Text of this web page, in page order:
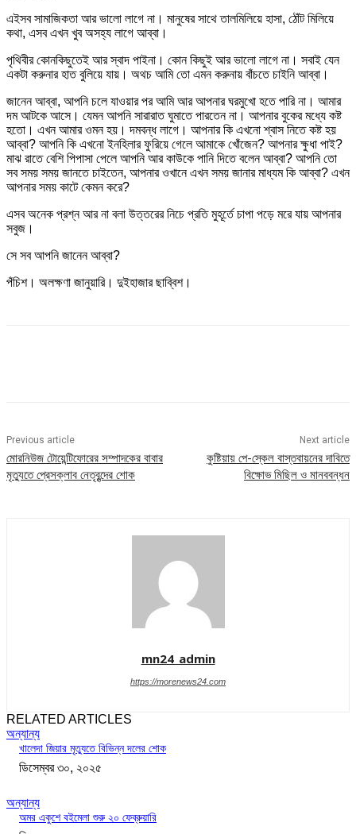
এইসব সামাজিকতা আর ভালো লাগে না। মানুষের সাথে তালমিলিয়ে হাসা, ঠোঁট মিলিয়ে
কথা, এসব এখন খুব অসহ্য লাগে আব্বা।
পৃথিবীর কোনকিছুতেই আর স্বাদ পাইনা। কোন কিছুই আর ভালো লাগে না। সবাই যেন
একটা করুনার হাত বুলিয়ে যায়। অথচ আমি তো এমন করুনায় বাঁচতে চাইনি আব্বা।
জানেন আব্বা, আপনি চলে যাওয়ার পর আমি আর আপনার ঘরমুখো হতে পারি না। আমার
দম আটকে আসে। যেমন আপনি সারারাত ঘুমাতে পারতেন না। আপনার বুকের মধ্যে কষ্ট
হতো। এখন আমার ওমন হয়। দমবন্ধ লাগে। আপনার কি এখনো শ্বাস নিতে কষ্ট হয়
আব্বা? আপনি কি এখনো ইনহিলার ফুরিয়ে গেলে আমাকে খোঁজেন? আপনার ক্ষুধা পাই?
মাঝ রাতে বেশি পিপাসা পেলে আপনি আর কাউকে পানি দিতে বলেন আব্বা? আপনি তো
সব সময় সময় জানতে চাইতেন, আপনার ওখানে এখন সময় জানার মাধ্যম কি আব্বা? এখন
আপনার সময় কাটে কেমন করে?
এসব অনেক প্রশ্ন আর না বলা উত্তরের নিচে প্রতি মুহূর্তে চাপা পড়ে মরে যায় আপনার
সবুজ।
সে সব আপনি জানেন আব্বা?
পঁচিশ। অলক্ষণা জানুয়ারি। দুইহাজার ছাব্বিশ।
Previous article
মোরনিউজ টোয়েন্টিফোরের সম্পাদকের বাবার
মৃত্যুতে প্রেসক্লাব নেতৃবৃন্দের শোক
Next article
কুষ্টিয়ায় পে-স্কেল বাস্তবায়নের দাবিতে
বিক্ষোভ মিছিল ও মানববন্ধন
mn24_admin
https://morenews24.com
RELATED ARTICLES
অন্যান্য
খালেদা জিয়ার মৃত্যুতে বিভিন্ন দলের শোক
ডিসেম্বর ৩০, ২০২৫
অন্যান্য
অমর একুশে বইমেলা শুরু ২০ ফেব্রুয়ারি